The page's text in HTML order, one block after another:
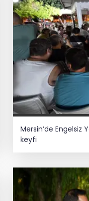
Mersin’de Engelsiz
keyfi